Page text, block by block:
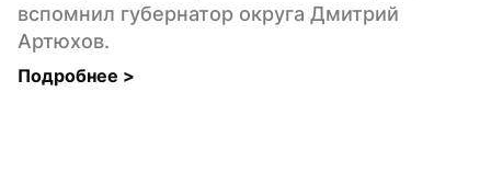
вспомнил губернатор округа Дмитрий
Артюхов.
Подробнее >